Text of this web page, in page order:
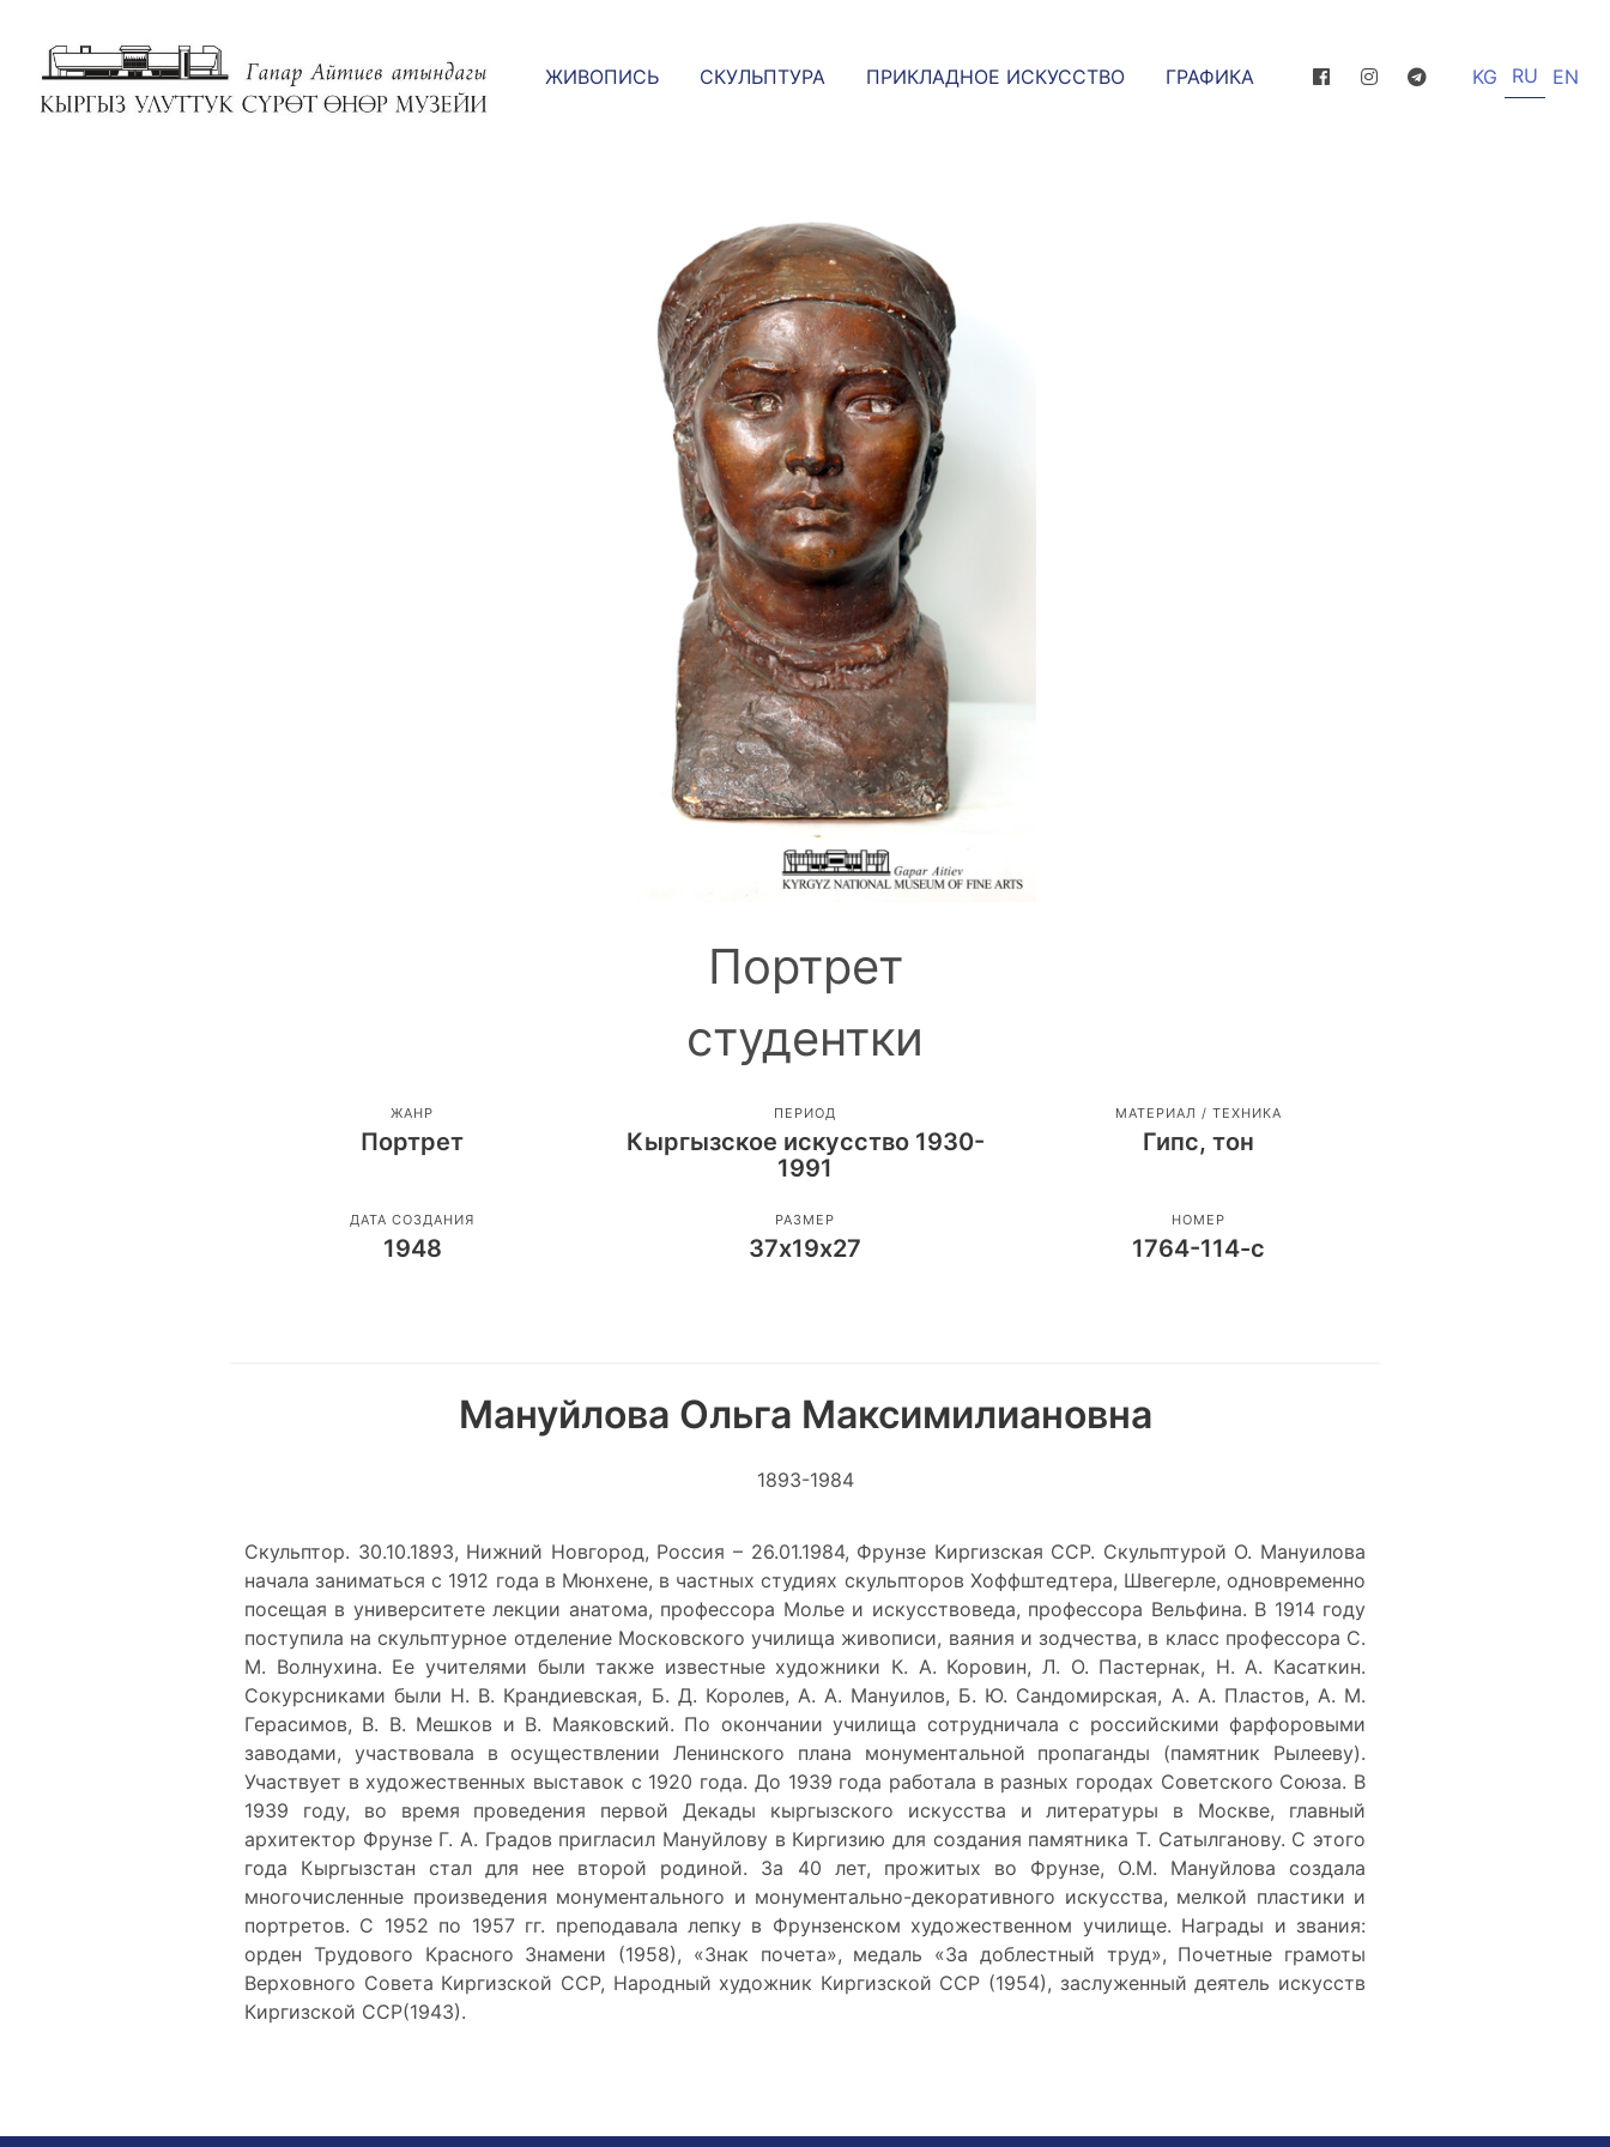
ЖИВОПИСЬ СКУЛЬПТУРА ПРИКЛАДНОЕ ИСКУССТВО ГРАФИКА KG RU EN
Портрет
студентки
ЖАНР
Портрет
ПЕРИОД
Кыргызское искусство 1930-
1991
МАТЕРИАЛ / ТЕХНИКА
Гипс, тон
ДАТА СОЗДАНИЯ
1948
РАЗМЕР
37х19х27
НОМЕР
1764-114-с
Мануйлова Ольга Максимилиановна
1893-1984
Скульптор. 30.10.1893, Нижний Новгород, Россия – 26.01.1984, Фрунзе Киргизская ССР. Скульптурой О. Мануилова
начала заниматься с 1912 года в Мюнхене, в частных студиях скульпторов Хоффштедтера, Швегерле, одновременно
посещая в университете лекции анатома, профессора Молье и искусствоведа, профессора Вельфина. В 1914 году
поступила на скульптурное отделение Московского училища живописи, ваяния и зодчества, в класс профессора С.
М. Волнухина. Ее учителями были также известные художники К. А. Коровин, Л. О. Пастернак, Н. А. Касаткин.
Сокурсниками были Н. В. Крандиевская, Б. Д. Королев, А. А. Мануилов, Б. Ю. Сандомирская, А. А. Пластов, А. М.
Герасимов, В. В. Мешков и В. Маяковский. По окончании училища сотрудничала с российскими фарфоровыми
заводами, участвовала в осуществлении Ленинского плана монументальной пропаганды (памятник Рылееву).
Участвует в художественных выставок с 1920 года. До 1939 года работала в разных городах Советского Союза. В
1939 году, во время проведения первой Декады кыргызского искусства и литературы в Москве, главный
архитектор Фрунзе Г. А. Градов пригласил Мануйлову в Киргизию для создания памятника Т. Сатылганову. С этого
года Кыргызстан стал для нее второй родиной. За 40 лет, прожитых во Фрунзе, О.М. Мануйлова создала
многочисленные произведения монументального и монументально-декоративного искусства, мелкой пластики и
портретов. С 1952 по 1957 гг. преподавала лепку в Фрунзенском художественном училище. Награды и звания:
орден Трудового Красного Знамени (1958), «Знак почета», медаль «За доблестный труд», Почетные грамоты
Верховного Совета Киргизской ССР, Народный художник Киргизской ССР (1954), заслуженный деятель искусств
Киргизской ССР(1943).